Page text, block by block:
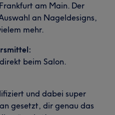
am Main. Der
an Nageldesigns,
mehr.
beim Salon.
und dabei super
gesetzt, dir genau das